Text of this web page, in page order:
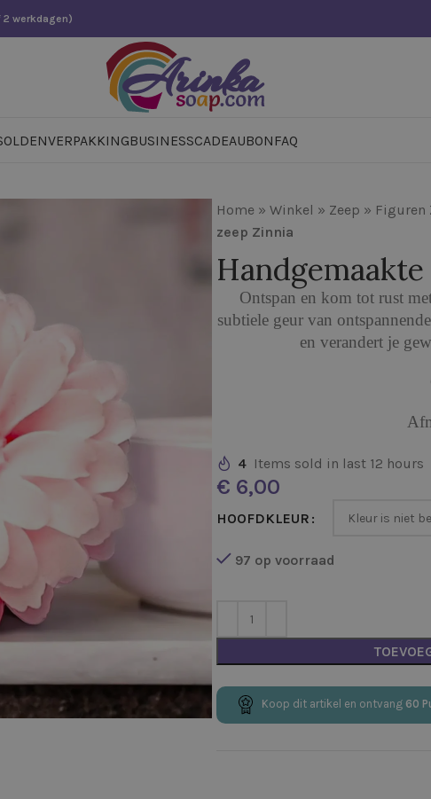
werkdagen)
VERPAKKINGBUSINESSCADEAUBON FAQ
Home » Winkel » Zeep » Figuren
zeep Zinnia
Ontspan en kom tot rust
subtiele geur van
en verandert je
4 Items sold in last 12 hours
€
HOOFDKLEUR
97 op voorraad
Koop dit artikel en ontvang 60